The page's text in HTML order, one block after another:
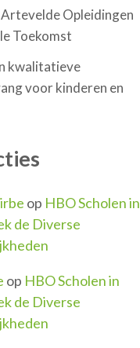
Opleidingen
Toekomst
kwalitatieve
voor kinderen en
op HBO Scholen in
de Diverse
op HBO Scholen in
de Diverse